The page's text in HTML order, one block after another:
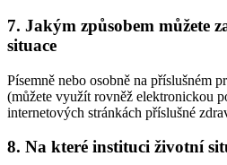
7. Jakým způsobem můžete
situace
Písemně nebo osobně na příslušném
(můžete využít rovněž elektronickou
internetových stránkách příslušné
8. Na které instituci životní